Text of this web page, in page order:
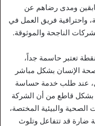
ومدى رضاهم عن
واحترافية فريق العمل في
الناجحة والموثوقة.
تعتبر حاسمة جداً،
الإنسان بشكل مباشر
عند طلب خدمة حساسة
بشكل قاطع من أن الشركة
والبيئية المختصة،
ضارة قد تتفاعل وتلوث